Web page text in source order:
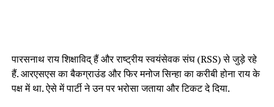
पारसनाथ राय शिक्षाविद् हैं और राष्ट्रीय स्वयंसेवक संघ (RSS) से जुड़े रहे
हैं. आरएसएस का बैकग्राउंड और फिर मनोज सिन्हा का करीबी होना राय के
पक्ष में था. ऐसे में पार्टी ने उन पर भरोसा जताया और टिकट दे दिया.